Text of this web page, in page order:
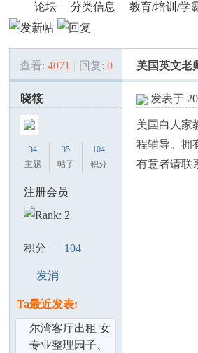
美»
论坛
›
分类信息 教育/培训/学
查看: 4071 | 回复: 0 美国英文老
晓筱
34
主题
35
帖子
104
积分
注册会员
积分 104
发消
Ta最近发表:
尔湾客厅出租 女
生室友 水电全包
专业整理园子、
发表于
美国白人家
程辅导。拥
有意者请联